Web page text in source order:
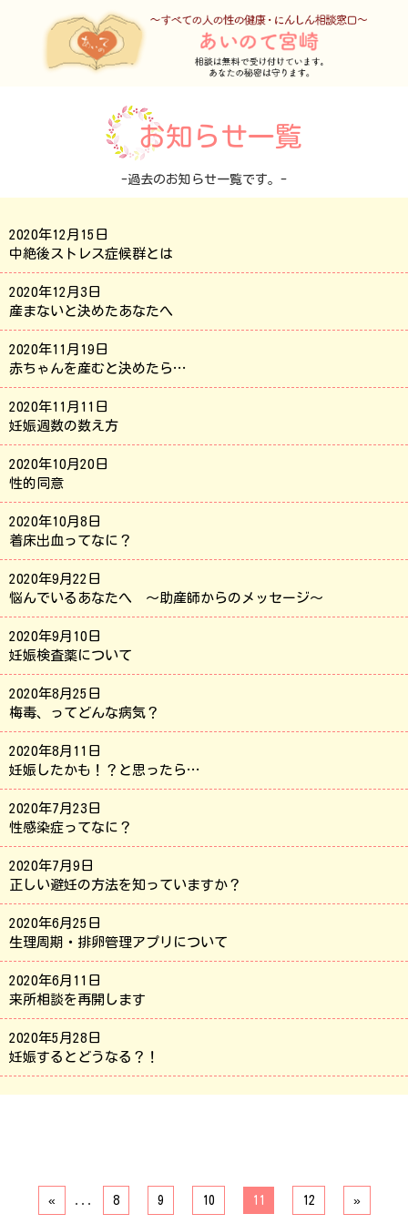
お知らせ一覧
-過去のお知らせ一覧です。-
2020年12月15日
中絶後ストレス症候群とは
2020年12月3日
産まないと決めたあなたへ
2020年11月19日
赤ちゃんを産むと決めたら…
2020年11月11日
妊娠週数の数え方
2020年10月20日
性的同意
2020年10月8日
着床出血ってなに？
2020年9月22日
悩んでいるあなたへ ～助産師からのメッセージ～
2020年9月10日
妊娠検査薬について
2020年8月25日
梅毒、ってどんな病気？
2020年8月11日
妊娠したかも！？と思ったら…
2020年7月23日
性感染症ってなに？
2020年7月9日
正しい避妊の方法を知っていますか？
2020年6月25日
生理周期・排卵管理アプリについて
2020年6月11日
来所相談を再開します
2020年5月28日
妊娠するとどうなる？！
« ... 8 9 10 11 12 »